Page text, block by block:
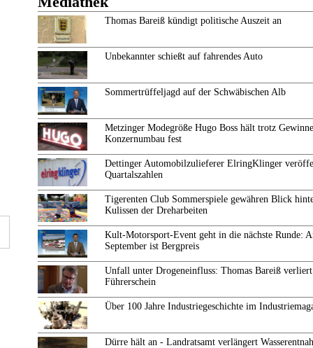
Thomas Bareiß kündigt politische Auszeit an
Unbekannter schießt auf fahrendes Auto
Sommertrüffeljagd auf der Schwäbischen Alb
Metzinger Modegröße Hugo Boss hält trotz
Konzernumbau fest
Dettinger Automobilzulieferer ElringKlinger
Quartalszahlen
Tigerenten Club Sommerspiele gewähren Blick
Kulissen der Dreharbeiten
Kult-Motorsport-Event geht in die nächste Runde:
September ist Bergpreis
Unfall unter Drogeneinfluss: Thomas Bareiß verliert
Führerschein
Über 100 Jahre Industriegeschichte im
Dürre hält an - Landratsamt verlängert